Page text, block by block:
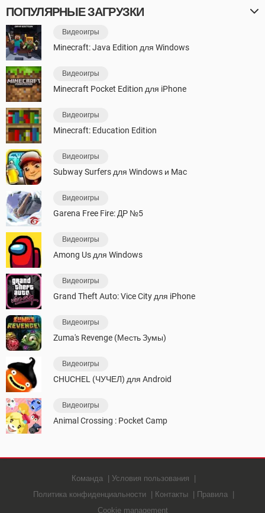
ПОПУЛЯРНЫЕ ЗАГРУЗКИ
Видеоигры
Minecraft: Java Edition для Windows
Видеоигры
Minecraft Pocket Edition для iPhone
Видеоигры
Minecraft: Education Edition
Видеоигры
Subway Surfers для Windows и Mac
Видеоигры
Garena Free Fire: ДР №5
Видеоигры
Among Us для Windows
Видеоигры
Grand Theft Auto: Vice City для iPhone
Видеоигры
Zuma's Revenge (Месть Зумы)
Видеоигры
CHUCHEL (ЧУЧЕЛ) для Android
Видеоигры
Animal Crossing : Pocket Camp
Команда
Условия пользования
Политика конфиденциальности
Контакты
Правила
Cookie management